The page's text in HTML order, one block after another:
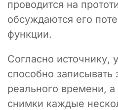
проводится на
обсуждаются его
функции.
Согласно источнику,
способно
реального времени, а
снимки каждые